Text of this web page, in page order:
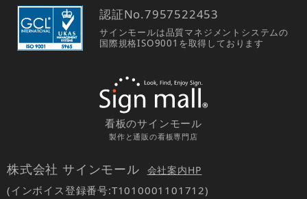
認証No.7957522453
サインモールは品質マネジメントシステムの
国際規格ISO9001を取得しております
看板のサインモール
製作と通販の看板専門店
株式会社 サインモール 会社案内HP
(インボイス登録番号:T1010001101712)